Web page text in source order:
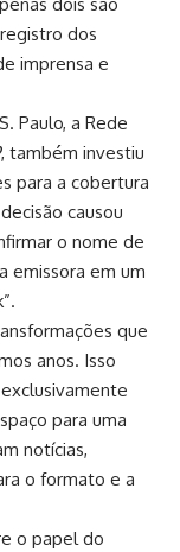
dois são
dos
imprensa e
Paulo, a Rede
, também investiu
para a cobertura
causou
o nome de
emissora em um
que
anos. Isso
para uma
notícias,
o formato e a
o papel do